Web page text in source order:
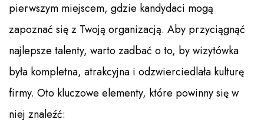
pierwszym miejscem, gdzie kandydaci mogą
zapoznać się z Twoją organizacją. Aby przyciągnąć
najlepsze talenty, warto zadbać o to, by wizytówka
była kompletna, atrakcyjna i odzwierciedlała kulturę
firmy. Oto kluczowe elementy, które powinny się w
niej znaleźć: